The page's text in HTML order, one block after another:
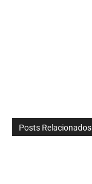
Posts Relacionados